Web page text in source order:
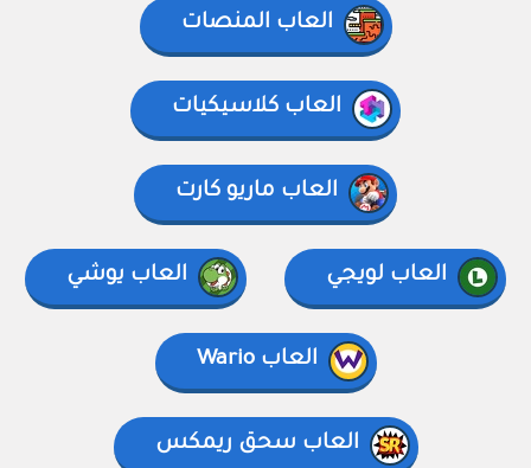
العاب المنصات
العاب كلاسيكيات
العاب ماريو كارت
العاب لويجي العاب يوشي
العاب Wario
العاب سحق ريمكس